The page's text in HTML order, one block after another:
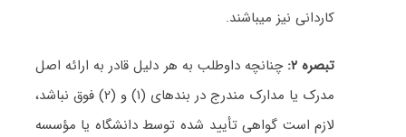
کاردانی نیز میباشند.
تبصره ۲:
چنانچه داوطلب به هر دلیل قادر به ارائه اصل
مدرک یا مدارک مندرج در بندهای (۱) و (۲) فوق نباشد،
لازم است گواهی تأیید شده توسط دانشگاه یا مؤسسه